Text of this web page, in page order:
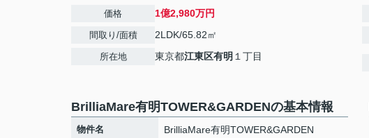
価格 1億2,980万円
間取り/面積 2LDK/65.82㎡
所在地 東京都江東区有明 １丁目
BrilliaMare有明TOWER&GARDENの基本情報
物件名 BrilliaMare有明TOWER&GARDEN